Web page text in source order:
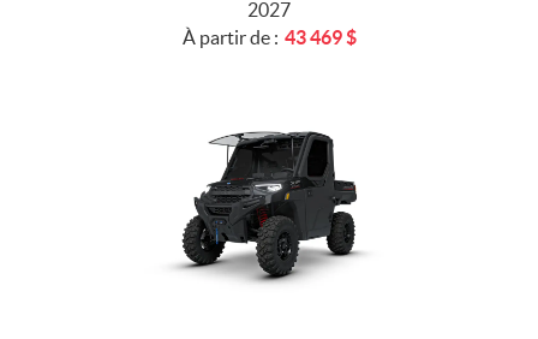
2027
À partir de : 43 469$